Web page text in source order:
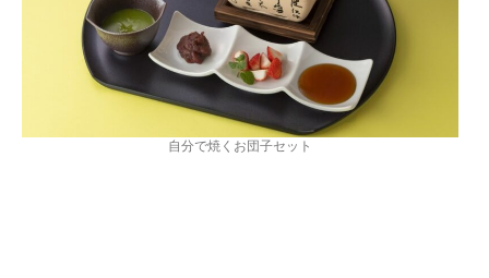
自分で焼くお団子セット